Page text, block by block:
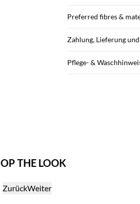
Preferred fibres &
Zahlung, Lieferung
Pflege- &
THE LOOK
ZurückWeiter